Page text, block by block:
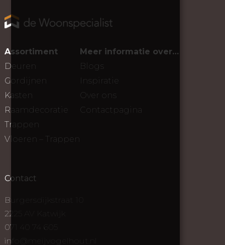
Assortiment
Deuren
Gordijnen
Kasten
Raamdecoratie
Trappen
Vloeren – Trappen
Meer informatie over…
Blogs
Inspiratie
Over ons
Contactpagina
Contact
Burgersdijkstraat 10
2225 AV Katwijk
071 40 74 605
info@meijvogelhout.nl